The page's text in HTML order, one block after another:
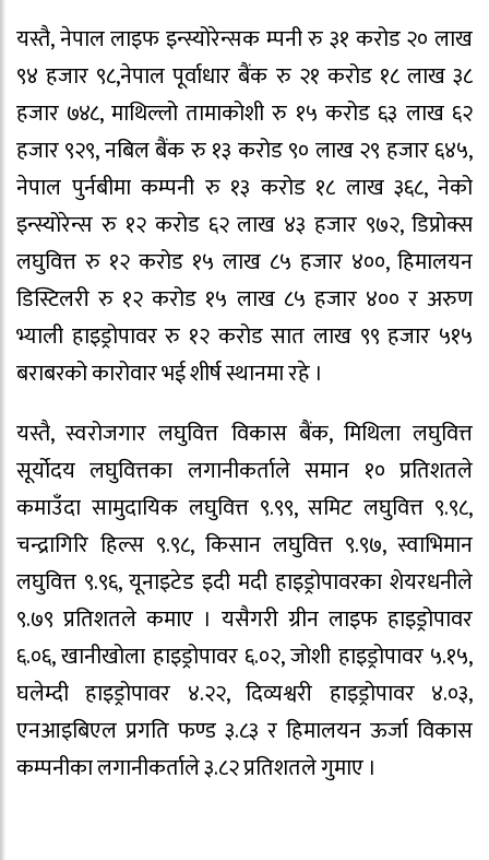
यस्तै, नेपाल लाइफ इन्स्योरेन्सक म्पनी रु ३१ करोड २० लाख
९४ हजार ९८,नेपाल पूर्वाधार बैंक रु २१ करोड १८ लाख ३८
हजार ७४८, माथिल्लो तामाकोशी रु १५ करोड ६३ लाख ६२
हजार ९२९, नबिल बैंक रु १३ करोड ९० लाख २९ हजार ६४५,
नेपाल पुर्नबीमा कम्पनी रु १३ करोड १८ लाख ३६८, नेको
इन्स्योरेन्स रु १२ करोड ६२ लाख ४३ हजार ९७२, डिप्रोक्स
लघुवित्त रु १२ करोड १५ लाख ८५ हजार ४००, हिमालयन
डिस्टिलरी रु १२ करोड १५ लाख ८५ हजार ४०० र अरुण
भ्याली हाइड्रोपावर रु १२ करोड सात लाख ९९ हजार ५१५
बराबरको कारोवार भई शीर्ष स्थानमा रहे ।
यस्तै, स्वरोजगार लघुवित्त विकास बैंक, मिथिला लघुवित्त
सूर्योदय लघुवित्तका लगानीकर्ताले समान १० प्रतिशतले
कमाउँदा सामुदायिक लघुवित्त ९.९९, समिट लघुवित्त ९.९८,
चन्द्रागिरि हिल्स ९.९८, किसान लघुवित्त ९.९७, स्वाभिमान
लघुवित्त ९.९६, यूनाइटेड इदी मदी हाइड्रोपावरका शेयरधनीले
९.७९ प्रतिशतले कमाए । यसैगरी ग्रीन लाइफ हाइड्रोपावर
६.०६, खानीखोला हाइड्रोपावर ६.०२, जोशी हाइड्रोपावर ५.१५,
घलेम्दी हाइड्रोपावर ४.२२, दिव्यश्वरी हाइड्रोपावर ४.०३,
एनआइबिएल प्रगति फण्ड ३.८३ र हिमालयन ऊर्जा विकास
कम्पनीका लगानीकर्ताले ३.८२ प्रतिशतले गुमाए ।